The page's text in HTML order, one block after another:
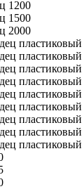
1200
1500
2000
пластиковый
пластиковый
пластиковый
пластиковый
пластиковый
пластиковый
пластиковый
пластиковый
пластиковый